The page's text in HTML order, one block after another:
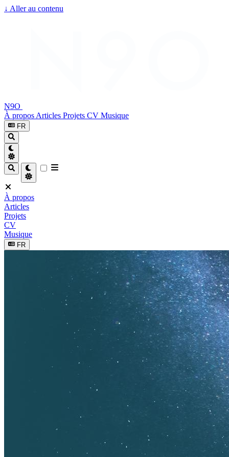
↓ Aller au contenu
N9O
À propos Articles Projets CV Musique
FR
À propos
Articles
Projets
CV
Musique
FR